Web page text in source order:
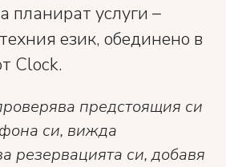
планират услуги –
език, обединено в
Clock.
предстоящия си
си, вижда
резервацията си, добавя